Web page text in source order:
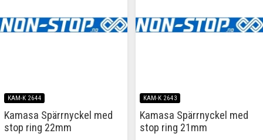
KAM-K 2644
Kamasa Spärrnyckel med
stop ring 22mm
KAM-K 2643
Kamasa Spärrnyckel med
stop ring 21mm